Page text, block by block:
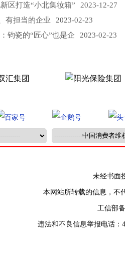
区打造“小北集妆箱” 2023-12-27
有担当的企业 2023-02-23
钧瓷的“匠心”也是企 2023-02-23
未经书面
本网站所转载的信息，不
工信部
违法和不良信息举报电话